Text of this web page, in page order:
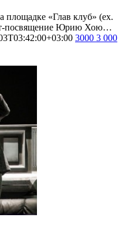
площадке «Глав клуб» (ex.
посвящение Юрию Хою…
3000 3 000